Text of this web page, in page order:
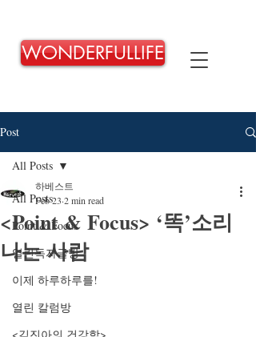
WONDERFULLIFE
Post
All Posts
Point & Focus
열린독자글방
이제 하루하루를!
열린 칼럼방
All Posts
<Point & Focus> ‘똑’소리
나는 사람
하베스트
Feb 23 2 min read